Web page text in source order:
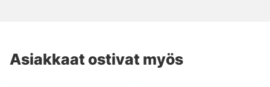
Asiakkaat ostivat myös